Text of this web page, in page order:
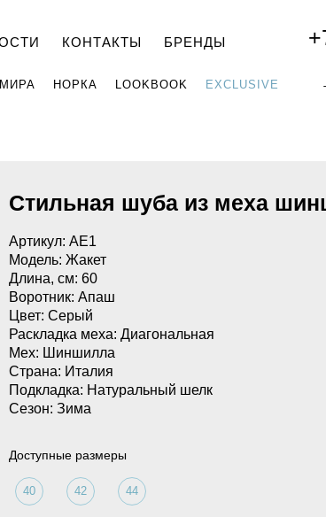
КОНТАКТЫ БРЕНДЫ
НОРКА LOOKBOOK EXCLUSIVE
Стильная шуба из меха
Артикул: AE1
Модель: Жакет
Длина, см: 60
Воротник: Апаш
Цвет: Серый
Раскладка меха: Диагональная
Мех: Шиншилла
Страна: Италия
Подкладка: Натуральный шелк
Сезон: Зима
Доступные размеры
40 42 44